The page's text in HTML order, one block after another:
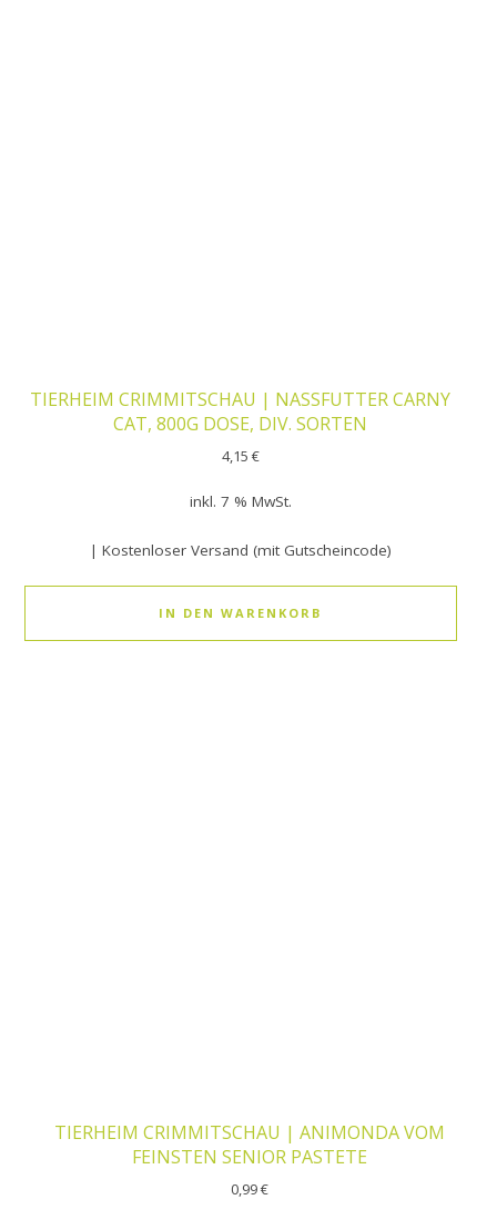
TIERHEIM CRIMMITSCHAU | NASSFUTTER CARNY
CAT, 800G DOSE, DIV. SORTEN
4,15 €
inkl. 7 % MwSt.
| Kostenloser Versand (mit Gutscheincode)
IN DEN WARENKORB
TIERHEIM CRIMMITSCHAU | ANIMONDA VOM
FEINSTEN SENIOR PASTETE
0,99€